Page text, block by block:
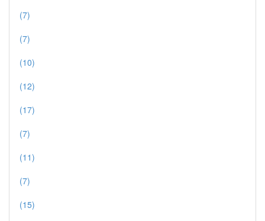
(7)
(7)
(10)
(12)
(17)
(7)
(11)
(7)
(15)